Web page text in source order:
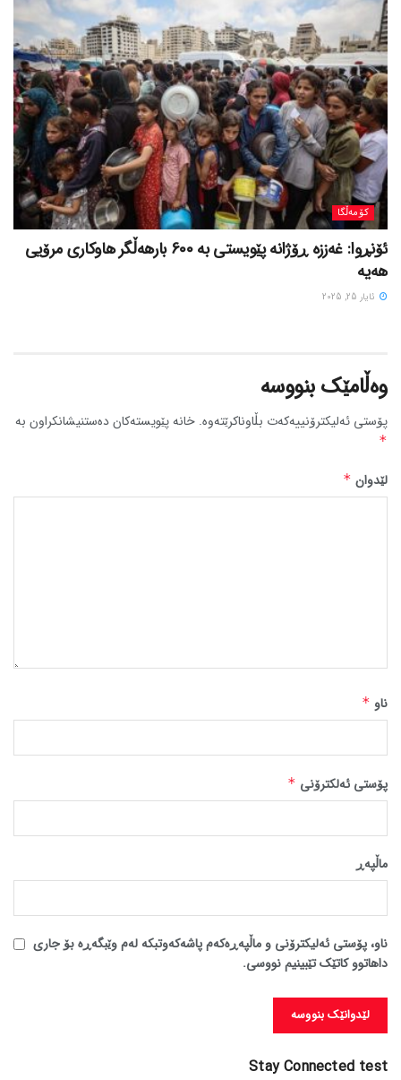
کۆمەڵگا
ئۆنڕوا: غەززە ڕۆژانە پێویستی بە 600 بارهەڵگر هاوکاری مرۆیی
هەیە
ئایار 25, 2025
وەڵامێک بنووسە
پۆستی ئەلیکترۆنییەکەت بڵاوناکرێتەوە. خانە پێویستەکان دەستنیشانکراون بە
*
لێدوان *
ناو *
پۆستی ئەلکترۆنی *
ماڵپه‌ڕ
ناو، پۆستی ئەلیکترۆنی و ماڵپەڕەکەم پاشەکەوتبکە لەم وێبگەڕە بۆ جاری
داهاتوو کاتێک تێبینیم نووسی.
Stay Connected test